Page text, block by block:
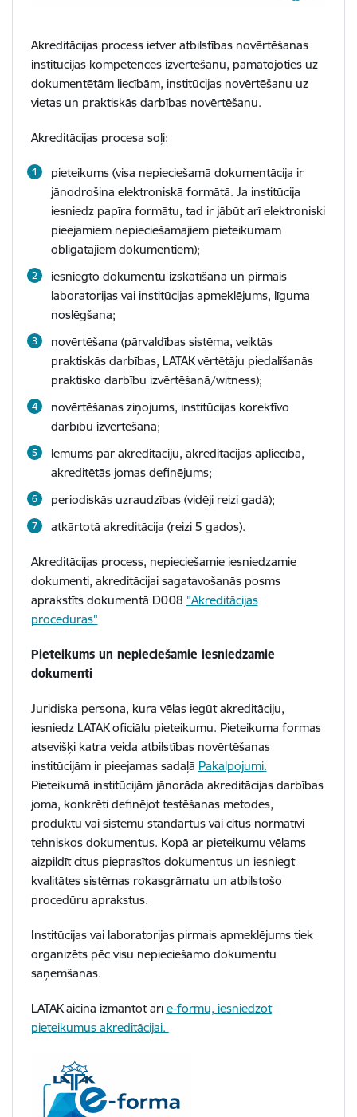
Akreditācijas process ietver atbilstības novērtēšanas
institūcijas kompetences izvērtēšanu, pamatojoties uz
dokumentētām liecībām, institūcijas novērtēšanu uz
vietas un praktiskās darbības novērtēšanu.
Akreditācijas procesa soļi:
pieteikums (visa nepieciešamā dokumentācija ir
jānodrošina elektroniskā formātā. Ja institūcija
iesniedz papīra formātu, tad ir jābūt arī elektroniski
pieejamiem nepieciešamajiem pieteikumam
obligātajiem dokumentiem);
iesniegto dokumentu izskatīšana un pirmais
laboratorijas vai institūcijas apmeklējums, līguma
noslēgšana;
novērtēšana (pārvaldības sistēma, veiktās
praktiskās darbības, LATAK vērtētāju piedalīšanās
praktisko darbību izvērtēšanā/witness);
novērtēšanas ziņojums, institūcijas korektīvo
darbību izvērtēšana;
lēmums par akreditāciju, akreditācijas apliecība,
akreditētās jomas definējums;
periodiskās uzraudzības (vidēji reizi gadā);
atkārtotā akreditācija (reizi 5 gados).
Akreditācijas process, nepieciešamie iesniedzamie
dokumenti, akreditācijai sagatavošanās posms
aprakstīts dokumentā D008 "Akreditācijas
procedūras"
Pieteikums un nepieciešamie iesniedzamie
dokumenti
Juridiska persona, kura vēlas iegūt akreditāciju,
iesniedz LATAK oficiālu pieteikumu. Pieteikuma formas
atsevišķi katra veida atbilstības novērtēšanas
institūcijām ir pieejamas sadaļā Pakalpojumi.
Pieteikumā institūcijām jānorāda akreditācijas darbības
joma, konkrēti definējot testēšanas metodes,
produktu vai sistēmu standartus vai citus normatīvi
tehniskos dokumentus. Kopā ar pieteikumu vēlams
aizpildīt citus pieprasītos dokumentus un iesniegt
kvalitātes sistēmas rokasgrāmatu un atbilstošo
procedūru aprakstus.
Institūcijas vai laboratorijas pirmais apmeklējums tiek
organizēts pēc visu nepieciešamo dokumentu
saņemšanas.
LATAK aicina izmantot arīe-formu, iesniedzot
pieteikumus akreditācijai.